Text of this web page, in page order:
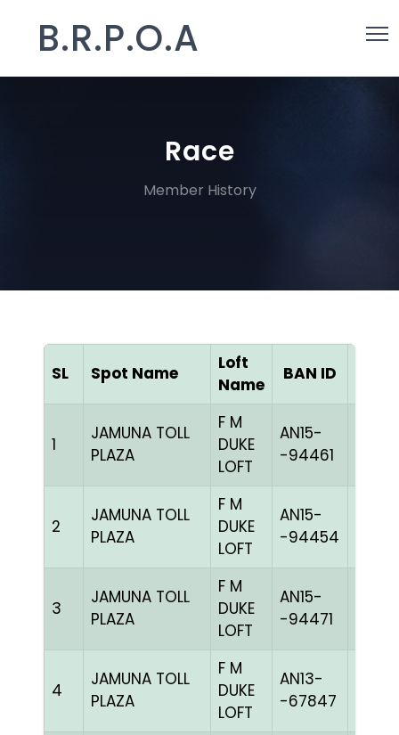
B.R.P.O.A
Race
Member History
SL Spot Name
Loft
Name
BAN ID
1
JAMUNA TOLL
PLAZA
F M
DUKE
LOFT
AN15-
-94461
2
JAMUNA TOLL
PLAZA
F M
DUKE
LOFT
AN15-
-94454
3
JAMUNA TOLL
PLAZA
F M
DUKE
LOFT
AN15-
-94471
4
JAMUNA TOLL
PLAZA
F M
DUKE
LOFT
AN13-
-67847